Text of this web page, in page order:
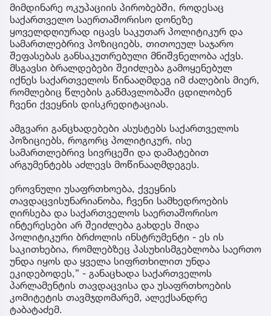
მიმდინარე ოკუპაციის პირობებში, როდესაც
საქართველო საერთაშორისო დონეზე
ყოველდღიურად იცავს საკუთარ პოლიტიკურ და
სამართლებრივ პოზიციებს, თითოეულ საჯარო
შეფასებას განსაკუთრებული მნიშვნელობა აქვს.
მსგავსი ბრალდებები შეიძლება გამოყენებულ
იქნეს საქართველოს წინააღმდეგ იმ ძალების მიერ,
რომლებიც წლების განმავლობაში ცდილობენ
ჩვენი ქვეყნის დისკრედიტაციას.
ამგვარი განცხადებები ასუსტებს საქართველოს
პოზიციებს, როგორც პოლიტიკურ, ისე
სამართლებრივ სივრცეში და დამატებით
არგუმენტებს აძლევს მოწინააღმდეგეს.
ეროვნული უსაფრთხოება, ქვეყნის
თავდაცვისუნარიანობა, ჩვენი სამხედროების
ღირსება და საქართველოს საერთაშორისო
ინტერესები არ შეიძლება გახდეს შიდა
პოლიტიკური ბრძოლის ინსტრუმენტი - ეს ის
საკითხებია, რომლებზეც პასუხისმგებლობა საერთო
უნდა იყოს და ყველა სიფრთხილით უნდა
ეკიდებოდეს,” - განაცხადა საქართველოს
პარლამენტის თავდაცვისა და უსაფრთხოების
კომიტეტის თავმჯდომარემ, ალექსანდრე
ტაბატაძემ.